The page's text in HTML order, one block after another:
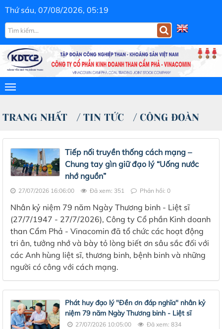
Thứ sáu, 07/08/2026, 05:19
TRANG NHẤT / TIN TỨC / CÔNG ĐOÀN
Tiếp nối truyền thống cách mạng –
Chung tay gìn giữ đạo lý “Uống nước
nhớ nguồn”
27/07/2026 16:06:00 Đã xem: 351 Phản hồi: 0
Nhân kỷ niệm 79 năm Ngày Thương binh - Liệt sĩ
(27/7/1947 - 27/7/2026), Công ty Cổ phần Kinh doanh
than Cẩm Phả - Vinacomin đã tổ chức các hoạt động
tri ân, tưởng nhớ và bày tỏ lòng biết ơn sâu sắc đối với
các Anh hùng liệt sĩ, thương binh, bệnh binh và những
người có công với cách mạng.
Phát huy đạo lý "Đền ơn đáp nghĩa" nhân kỷ
niệm 79 năm Ngày Thương binh - Liệt sĩ
27/07/2026 10:05:00
Đã xem: 834